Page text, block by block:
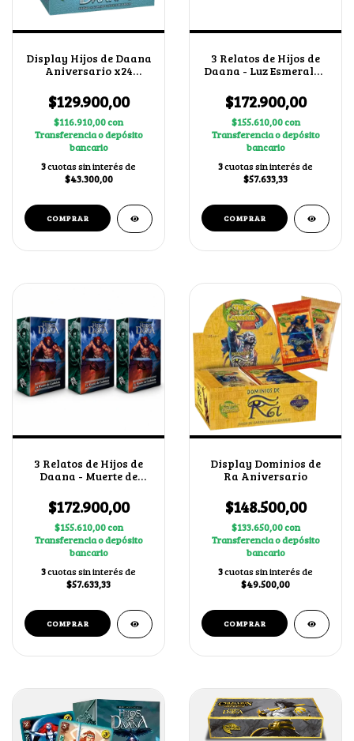
Display Hijos de Daana
Aniversario x24
$129.900,00
$116.910,00con
Transferencia o depósito
bancario
3cuotas sin interés de
$43.300,00
3 Relatos de Hijos de
Daana - Luz Esmeralda
azar
$172.900,00
$155.610,00con
Transferencia o depósito
bancario
3cuotas sin interés de
$57.633,33
3 Relatos de Hijos de
Daana - Muerte de
secretas al azar
$172.900,00
$155.610,00con
Transferencia o depósito
bancario
3cuotas sin interés de
$57.633,33
Display Dominios de
Ra Aniversario
$148.500,00
$133.650,00con
Transferencia o depósito
bancario
3cuotas sin interés de
$49.500,00